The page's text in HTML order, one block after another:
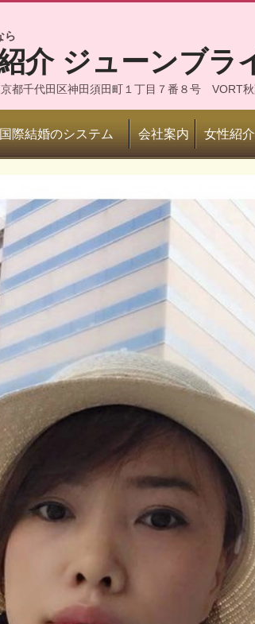
ら
介 ジューンブラ
京都千代田区神田須田町１丁目７番８号 VORT
国際結婚のシステム 会社案内 女性紹介